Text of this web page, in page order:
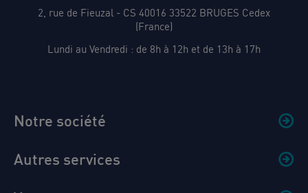
2, rue de Fieuzal - CS 40016 33522 BRUGES Cedex
(France)
Lundi au Vendredi : de 8h à 12h et de 13h à 17h
Notre société
Autres services